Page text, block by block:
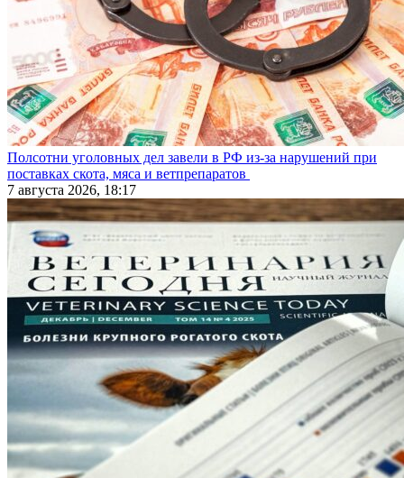
Полсотни уголовных дел завели в РФ из-за нарушений при
поставках скота, мяса и ветпрепаратов
7 августа 2026, 18:17